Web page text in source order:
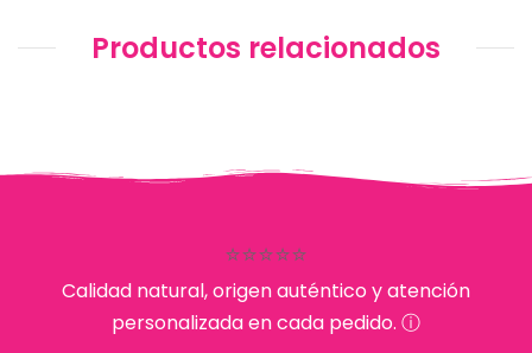
Productos relacionados
⭐⭐⭐⭐⭐
Calidad natural, origen auténtico y atención
personalizada en cada pedido. ⓘ